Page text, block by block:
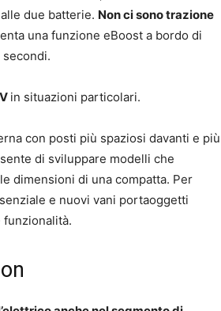
due batterie. Non ci sono trazione
una funzione eBoost a bordo di
in situazioni particolari.
con posti più spaziosi davanti e più
di sviluppare modelli che
dimensioni di una compatta. Per
e nuovi vani portaoggetti